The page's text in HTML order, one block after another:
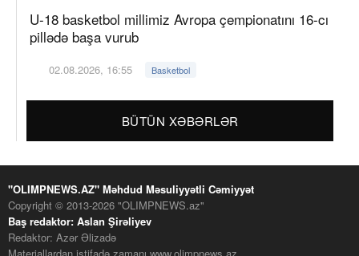
U-18 basketbol millimiz Avropa çempionatını 16-cı
pillədə başa vurub
02.08.2026, 16:55 Basketbol
BÜTÜN XƏBƏRLƏR
"OLIMPNEWS.AZ" Məhdud Məsuliyyətli Cəmiyyət
Copyright © 2013-2026 "OLIMPNEWS.az"
Baş redaktor: Aslan Şirəliyev
Redaktor: Azər Əlizadə